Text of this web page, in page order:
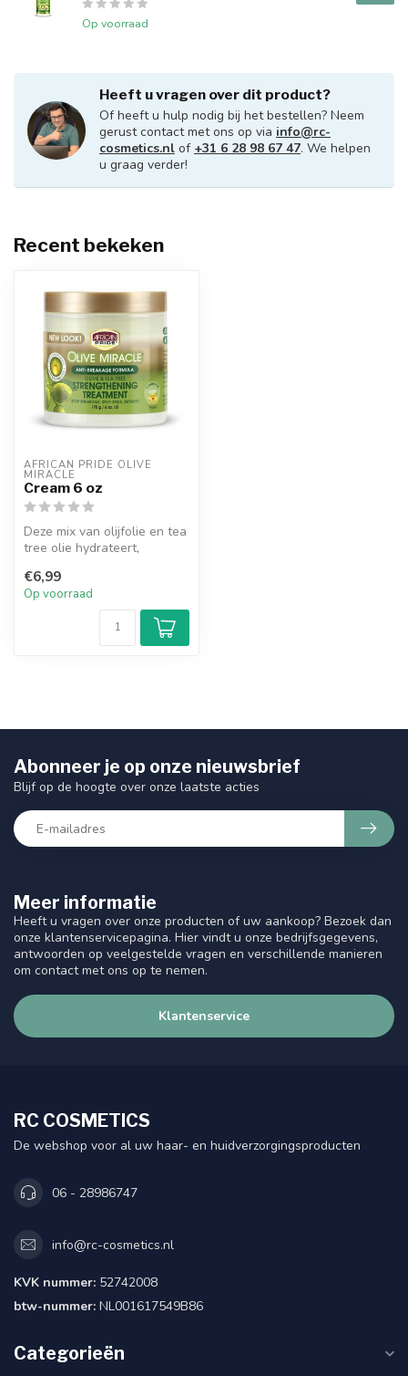
Op voorraad
Heeft u vragen over dit product?
Of heeft u hulp nodig bij het bestellen? Neem
gerust contact met ons op via info@rc-
cosmetics.nl of +31 6 28 98 67 47. We helpen
u graag verder!
Recent bekeken
AFRICAN PRIDE OLIVE
MIRACLE
Cream 6 oz
Deze mix van olijfolie en tea
tree olie hydrateert,
he...
€6,99
Op voorraad
Meer informatie
Heeft u vragen over onze producten of uw aankoop? Bezoek dan
onze klantenservicepagina. Hier vindt u onze bedrijfsgegevens,
antwoorden op veelgestelde vragen en verschillende manieren
om contact met ons op te nemen.
Klantenservice
Abonneer je op onze nieuwsbrief
Blijf op de hoogte over onze laatste acties
RC COSMETICS
De webshop voor al uw haar- en huidverzorgingsproducten
06 - 28986747
info@rc-cosmetics.nl
KVK nummer: 52742008
btw-nummer: NL001617549B86
Categorieën